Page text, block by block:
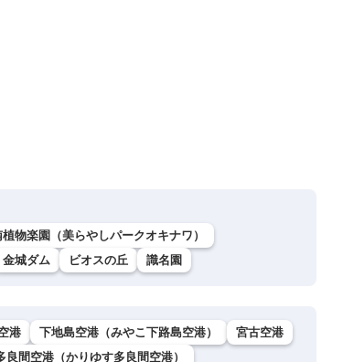
物楽園（美らやしパークオキナワ）
金城ダム ビオスの丘 識名園
港 下地島空港（みやこ下路島空港）
宮古空港
良間空港（かりゆす多良間空港）